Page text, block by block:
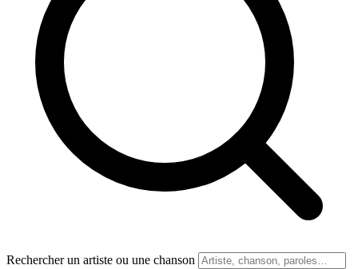
Rechercher un artiste ou une chanson